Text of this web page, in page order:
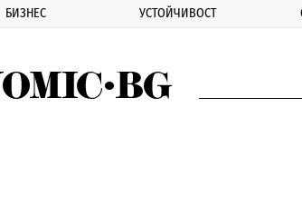
БИЗНЕС УСТОЙЧИВОСТ